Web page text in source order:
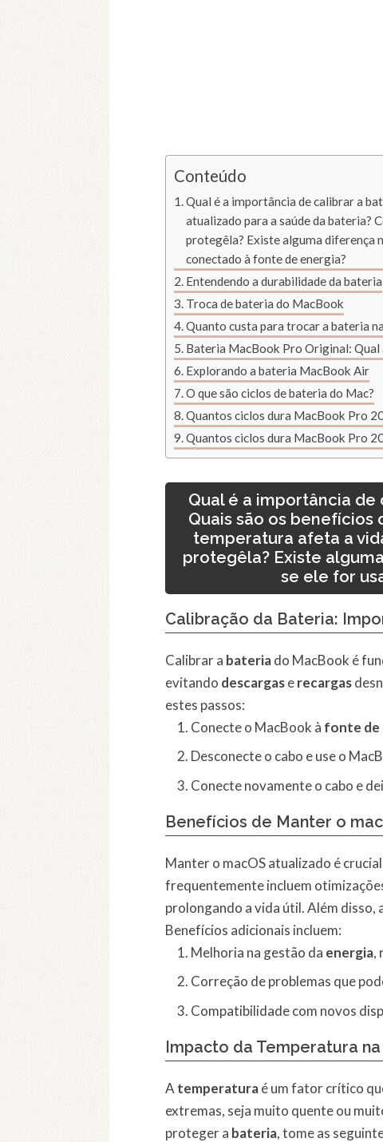
Conteúdo
Qual é a importância de calibrar a
atualizado para a saúde da bateria?
protegêla? Existe alguma diferença
conectado à fonte de energia?
Entendendo a durabilidade da bateria
Troca de bateria do MacBook
Quanto custa para trocar a bateria
Bateria MacBook Pro Original: Qual
Explorando a bateria MacBook Air
O que são ciclos de bateria do Mac?
Quantos ciclos dura MacBook Pro
Quantos ciclos dura MacBook Pro
Qual é a importância
Quais são os benefícios
temperatura afeta a
protegêla? Existe
se ele for
Calibração da Bateria:
Calibrar a bateriado MacBook é
evitando descargaserecargas
estes passos:
Conecte o MacBook à fonte de
Desconecte o cabo e use o
Conecte novamente o cabo e
Benefícios de Manter o
Manter o macOS atualizado é
frequentemente incluem
prolongando a vida útil. Além
Benefícios adicionais incluem:
Melhoria na gestão da energia,
Correção de problemas que
Compatibilidade com novos
Impacto da Temperatura
A temperaturaé um fator crítico
extremas, seja muito quente ou
proteger a bateria, tome as